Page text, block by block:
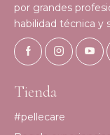
por grandes
habilidad técnica y
Tienda
#pellecare